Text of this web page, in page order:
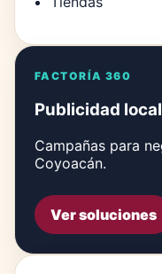
FACTORÍA 360
Publicidad
Campañas para
Coyoacán.
Ver soluciones